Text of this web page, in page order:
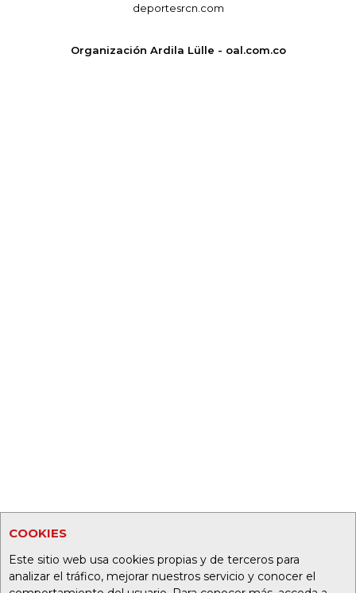
COOKIES
Este sitio web usa cookies propias y de terceros para
analizar el tráfico, mejorar nuestros servicio y conocer el
deportesrcn.com
Organización Ardila Lülle - oal.com.co